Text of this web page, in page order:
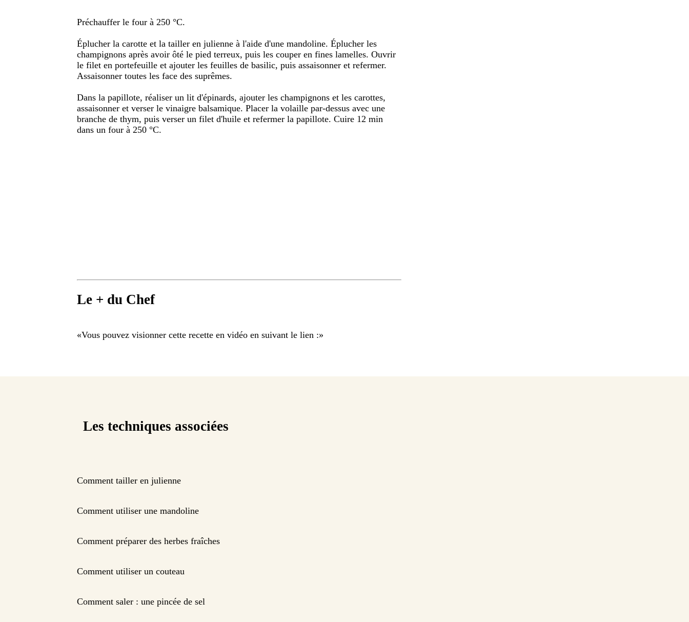
Préchauffer le four à 250 °C.
Éplucher la carotte et la tailler en julienne à l'aide d'une mandoline. Éplucher les
champignons après avoir ôté le pied terreux, puis les couper en fines lamelles. Ouvrir
le filet en portefeuille et ajouter les feuilles de basilic, puis assaisonner et refermer.
Assaisonner toutes les face des suprêmes.
Dans la papillote, réaliser un lit d'épinards, ajouter les champignons et les carottes,
assaisonner et verser le vinaigre balsamique. Placer la volaille par-dessus avec une
branche de thym, puis verser un filet d'huile et refermer la papillote. Cuire 12 min
dans un four à 250 °C.
Le + du Chef
«Vous pouvez visionner cette recette en vidéo en suivant le lien :»
Les techniques associées
Comment tailler en julienne
Comment utiliser une mandoline
Comment préparer des herbes fraîches
Comment utiliser un couteau
Comment saler : une pincée de sel